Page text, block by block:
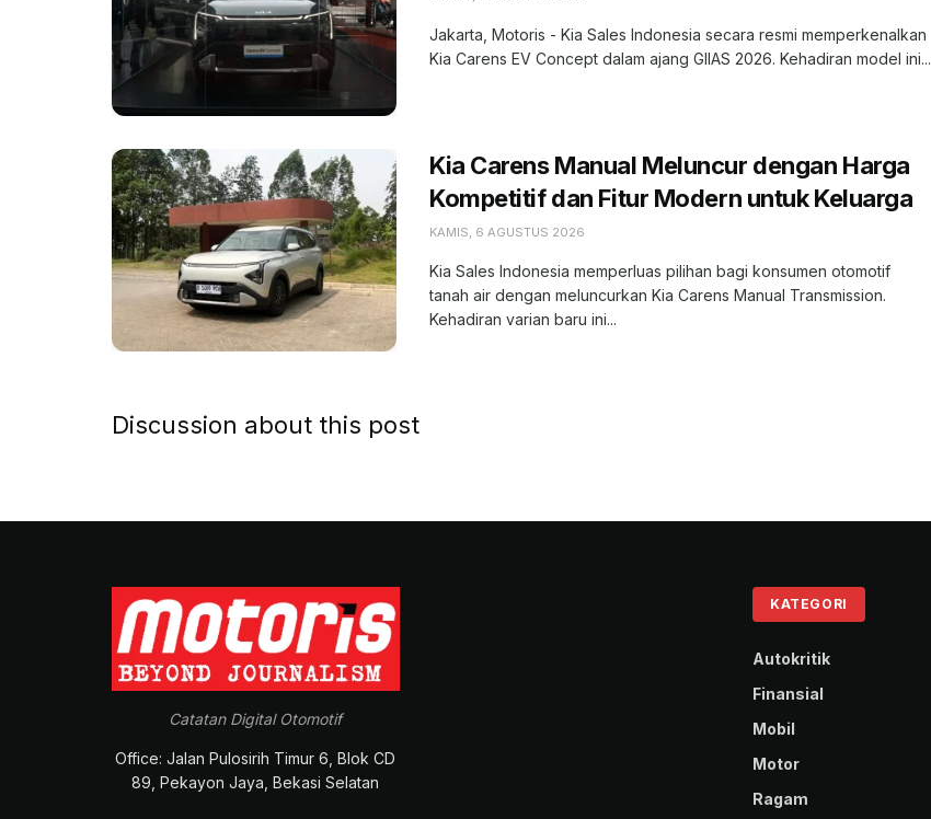
Jakarta, Motoris - Kia Sales Indonesia secara resmi memperkenalkan
Kia Carens EV Concept dalam ajang GIIAS 2026. Kehadiran model ini...
Kia Carens Manual Meluncur dengan Harga
Kompetitif dan Fitur Modern untuk Keluarga
KAMIS, 6 AGUSTUS 2026
Kia Sales Indonesia memperluas pilihan bagi konsumen otomotif
tanah air dengan meluncurkan Kia Carens Manual Transmission.
Kehadiran varian baru ini...
Discussion about this post
Catatan Digital Otomotif
Office: Jalan Pulosirih Timur 6, Blok CD
89, Pekayon Jaya, Bekasi Selatan
KATEGORI
Autokritik
Finansial
Mobil
Motor
Ragam